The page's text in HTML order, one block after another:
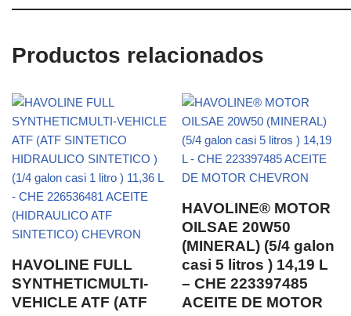
Productos relacionados
HAVOLINE FULL
SYNTHETICMULTI-
VEHICLE ATF (ATF
HAVOLINE® MOTOR
OILSAE 20W50
(MINERAL) (5/4 galon
casi 5 litros ) 14,19 L
– CHE 223397485
ACEITE DE MOTOR